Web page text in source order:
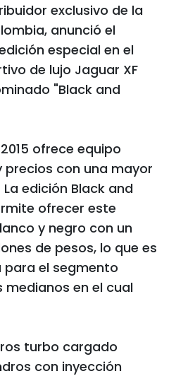
exclusivo de la
anunció el
especial en el
de lujo Jaguar XF
"Black and
ofrece equipo
con una mayor
edición Black and
ofrecer este
y negro con un
de pesos, lo que es
el segmento
medianos en el cual
turbo cargado
con inyección